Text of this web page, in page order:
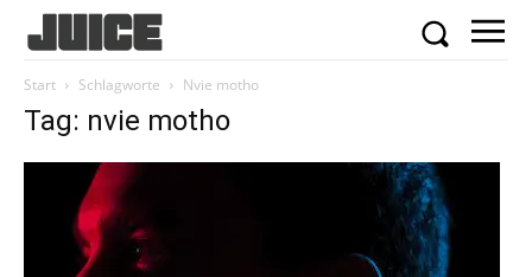
Start Schlagworte Nvie motho
Tag: nvie motho